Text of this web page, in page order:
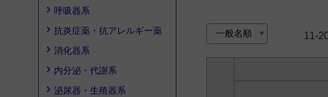
呼吸器系
抗炎症薬・抗アレルギー薬
消化器系
内分泌・代謝系
泌尿器・生殖器系
11-